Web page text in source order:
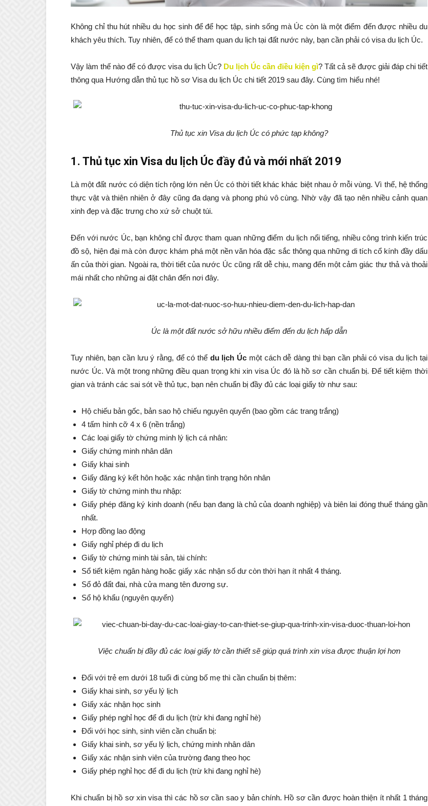
Không chỉ thu hút nhiều du học sinh để để học tập, sinh sống mà Úc còn là một điểm đến được nhiều du
khách yêu thích. Tuy nhiên, để có thể tham quan du lịch tại đất nước này, bạn cần phải có visa du lịch Úc.
Vậy làm thế nào để có được visa du lịch Úc? Du lịch Úc cần điều kiện gì? Tất cả sẽ được giải đáp chi tiết
thông qua Hướng dẫn thủ tục hồ sơ Visa du lịch Úc chi tiết 2019 sau đây. Cùng tìm hiểu nhé!
Thủ tục xin Visa du lịch Úc có phức tạp không?
1. Thủ tục xin Visa du lịch Úc đầy đủ và mới nhất 2019
Là một đất nước có diện tích rộng lớn nên Úc có thời tiết khác khác biệt nhau ở mỗi vùng. Vì thế, hệ thống
thực vật và thiên nhiên ở đây cũng đa dạng và phong phú vô cùng. Nhờ vậy đã tạo nên nhiều cảnh quan
xinh đẹp và đặc trưng cho xứ sở chuột túi.
Đến với nước Úc, bạn không chỉ được tham quan những điểm du lịch nổi tiếng, nhiều công trình kiến trúc
đồ sộ, hiện đại mà còn được khám phá một nền văn hóa đặc sắc thông qua những di tích cổ kính đầy dấu
ấn của thời gian. Ngoài ra, thời tiết của nước Úc cũng rất dễ chịu, mang đến một cảm giác thư thả và thoải
mái nhất cho những ai đặt chân đến nơi đây.
Úc là một đất nước sở hữu nhiều điểm đến du lịch hấp dẫn
Tuy nhiên, bạn cần lưu ý rằng, để có thể du lịch Úc một cách dễ dàng thì bạn cần phải có visa du lịch tại
nước Úc. Và một trong những điều quan trọng khi xin visa Úc đó là hồ sơ cần chuẩn bị. Để tiết kiệm thời
gian và tránh các sai sót về thủ tục, bạn nên chuẩn bị đầy đủ các loại giấy tờ như sau:
Hộ chiếu bản gốc, bản sao hộ chiếu nguyên quyển (bao gồm các trang trắng)
4 tấm hình cỡ 4 x 6 (nền trắng)
Các loại giấy tờ chứng minh lý lịch cá nhân:
Giấy chứng minh nhân dân
Giấy khai sinh
Giấy đăng ký kết hôn hoặc xác nhận tình trạng hôn nhân
Giấy tờ chứng minh thu nhập:
Giấy phép đăng ký kinh doanh (nếu bạn đang là chủ của doanh nghiệp) và biên lai đóng thuế tháng gần
nhất.
Hợp đồng lao động
Giấy nghỉ phép đi du lịch
Giấy tờ chứng minh tài sản, tài chính:
Sổ tiết kiệm ngân hàng hoặc giấy xác nhận số dư còn thời hạn ít nhất 4 tháng.
Sổ đỏ đất đai, nhà cửa mang tên đương sự.
Sổ hộ khẩu (nguyên quyển)
Việc chuẩn bị đầy đủ các loại giấy tờ cần thiết sẽ giúp quá trình xin visa được thuận lợi hơn
Đối với trẻ em dưới 18 tuổi đi cùng bố mẹ thì cần chuẩn bị thêm:
Giấy khai sinh, sơ yếu lý lịch
Giấy xác nhận học sinh
Giấy phép nghỉ học để đi du lịch (trừ khi đang nghỉ hè)
Đối với học sinh, sinh viên cần chuẩn bị:
Giấy khai sinh, sơ yếu lý lịch, chứng minh nhân dân
Giấy xác nhận sinh viên của trường đang theo học
Giấy phép nghỉ học để đi du lịch (trừ khi đang nghỉ hè)
Khi chuẩn bị hồ sơ xin visa thì các hồ sơ cần sao y bản chính. Hồ sơ cần được hoàn thiện ít nhất 1 tháng